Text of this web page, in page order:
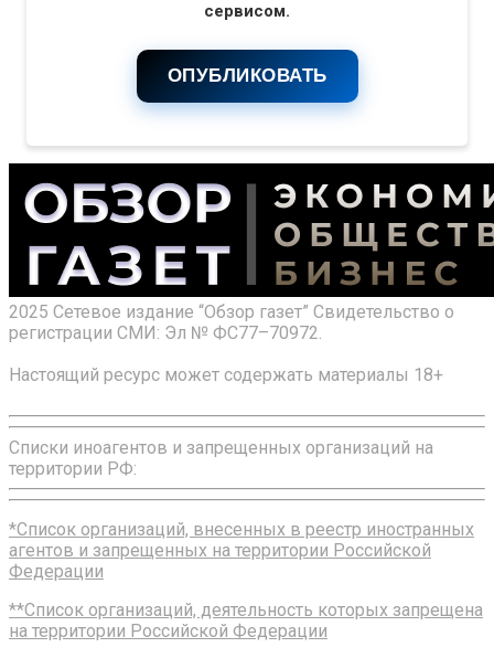
сервисом.
ОПУБЛИКОВАТЬ
2025 Сетевое издание “Обзор газет” Свидетельство о
регистрации СМИ: Эл № ФС77–70972.
Настоящий ресурс может содержать материалы 18+
Списки иноагентов и запрещенных организаций на
территории РФ:
*Список организаций, внесенных в реестр иностранных
агентов и запрещенных на территории Российской
Федерации
**Список организаций, деятельность которых запрещена
на территории Российской Федерации